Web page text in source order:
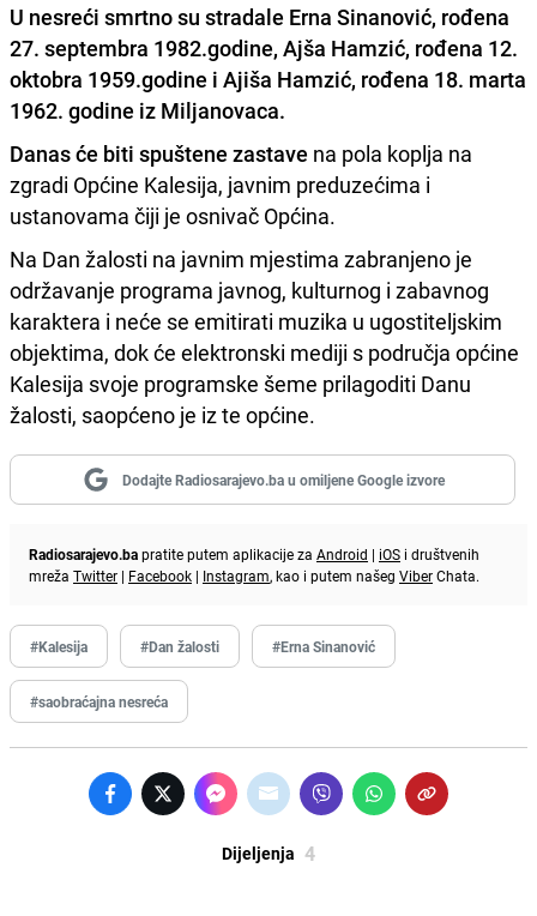
U nesreći smrtno su stradale Erna Sinanović, rođena
27. septembra 1982.godine, Ajša Hamzić, rođena 12.
oktobra 1959.godine i Ajiša Hamzić, rođena 18. marta
1962. godine iz Miljanovaca.
Danas će biti spuštene zastave na pola koplja na
zgradi Općine Kalesija, javnim preduzećima i
ustanovama čiji je osnivač Općina.
Na Dan žalosti na javnim mjestima zabranjeno je
održavanje programa javnog, kulturnog i zabavnog
karaktera i neće se emitirati muzika u ugostiteljskim
objektima, dok će elektronski mediji s područja općine
Kalesija svoje programske šeme prilagoditi Danu
žalosti, saopćeno je iz te općine.
Dodajte Radiosarajevo.ba u omiljene Google izvore
Radiosarajevo.bapratite putem aplikacije za Android | iOS i društvenih
mreža Twitter | Facebook | Instagram, kao i putem našeg ViberChata.
#Kalesija #Dan žalosti #Erna Sinanović
#saobraćajna nesreća
Dijeljenja 4